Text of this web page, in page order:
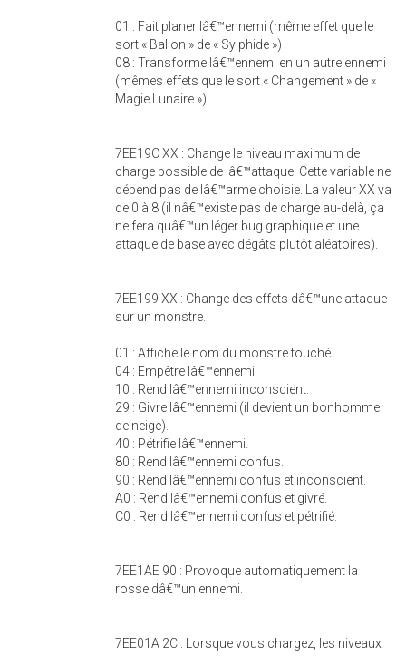
01 : Fait planer lâ€™ennemi (même effet que le
sort « Ballon » de « Sylphide »)
08 : Transforme lâ€™ennemi en un autre ennemi
(mêmes effets que le sort « Changement » de «
Magie Lunaire »)
7EE19C XX : Change le niveau maximum de
charge possible de lâ€™attaque. Cette variable ne
dépend pas de lâ€™arme choisie. La valeur XX va
de 0 à 8 (il nâ€™existe pas de charge au-delà, ça
ne fera quâ€™un léger bug graphique et une
attaque de base avec dégâts plutôt aléatoires).
7EE199 XX : Change des effets dâ€™une attaque
sur un monstre.
01 : Affiche le nom du monstre touché.
04 : Empêtre lâ€™ennemi.
10 : Rend lâ€™ennemi inconscient.
29 : Givre lâ€™ennemi (il devient un bonhomme
de neige).
40 : Pétrifie lâ€™ennemi.
80 : Rend lâ€™ennemi confus.
90 : Rend lâ€™ennemi confus et inconscient.
A0 : Rend lâ€™ennemi confus et givré.
C0 : Rend lâ€™ennemi confus et pétrifié.
7EE1AE 90 : Provoque automatiquement la
rosse dâ€™un ennemi.
7EE01A 2C : Lorsque vous chargez, les niveaux